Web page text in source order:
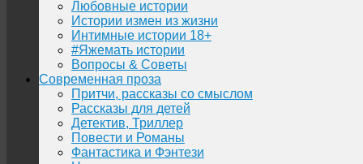
Любовные истории
Истории измен из жизни
Интимные истории 18+
#Яжемать истории
Вопросы & Советы
Современная проза
Притчи, рассказы со смыслом
Рассказы для детей
Детектив, Триллер
Повести и Романы
Фантастика и Фэнтези